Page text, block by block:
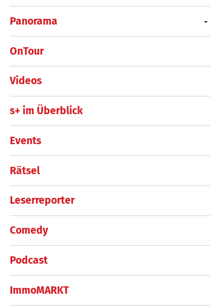
Panorama
OnTour
Videos
s+ im Überblick
Events
Rätsel
Leserreporter
Comedy
Podcast
ImmoMARKT